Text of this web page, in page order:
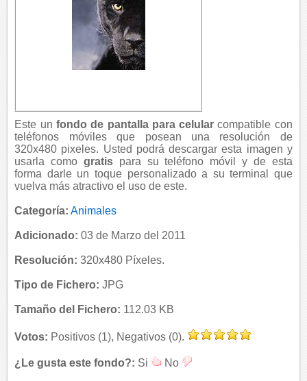
Este un fondo de pantalla para celular compatible con
teléfonos móviles que posean una resolución de
320x480 pixeles. Usted podrá descargar esta imagen y
usarla como gratispara su teléfono móvil y de esta
forma darle un toque personalizado a su terminal que
vuelva más atractivo el uso de este.
Categoría: Animales
Adicionado: 03 de Marzo del 2011
Resolución: 320x480 Píxeles.
Tipo de Fichero: JPG
Tamaño del Fichero: 112.03 KB
Votos: Positivos (1), Negativos (0).
¿Le gusta este fondo?: Si No